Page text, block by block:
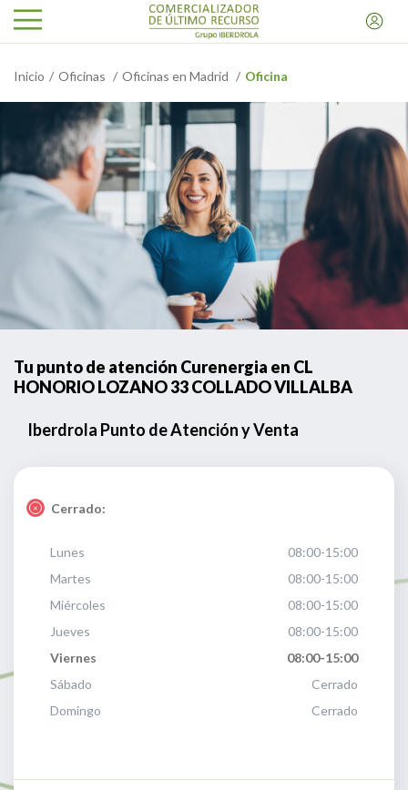
Inicio Oficinas Oficinas en Madrid Oficina
Tu punto de atención Curenergia en CL
HONORIO LOZANO 33 COLLADO VILLALBA
Iberdrola Punto de Atención y Venta
Cerrado:
Lunes
08:00-15:00
Martes
08:00-15:00
Miércoles
08:00-15:00
Jueves
08:00-15:00
Viernes
08:00-15:00
Sábado
Cerrado
Domingo
Cerrado